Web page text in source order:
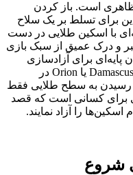
ظاهری است. باز کردن
برای تسلط بر یک سلاح
با اسکین طلایی در دست
و درک عمیق از سبک بازی
پایه‌ای برای آزادسازی
اسکین‌های پیشرفته‌تر مانند Damascus، Obsidian یا Orion در
رسیدن به سطح طلایی فقط
برای کسانی است که قصد
را آزاد نمایند.
شروع